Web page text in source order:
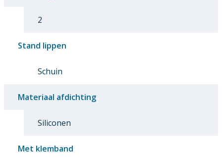
2
Stand lippen
Schuin
Materiaal afdichting
Siliconen
Met klemband